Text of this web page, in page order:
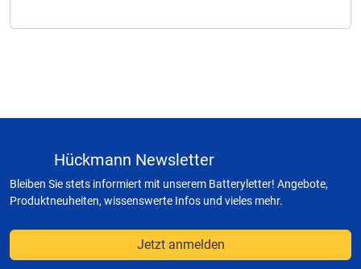
Hückmann Newsletter
Bleiben Sie stets informiert mit unserem Batteryletter! Angebote,
Produktneuheiten, wissenswerte Infos und vieles mehr.
Jetzt anmelden